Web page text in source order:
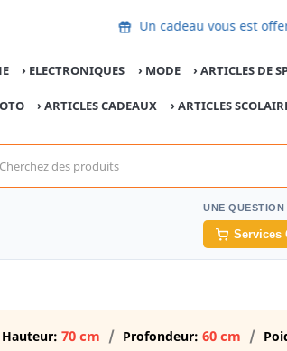
Un cadeau vous
› ELECTRONIQUES › MODE ›ARTICLES DE
› ARTICLES CADEAUX › ARTICLES
UNE QUESTION
Services
Hauteur: 70 cm Profondeur: 60 cm